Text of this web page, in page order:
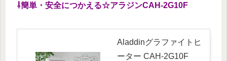
⇩簡単・安全につかえる☆アラジンCAH-2G10F
Aladdinグラファイトヒ
ーター CAH-2G10F